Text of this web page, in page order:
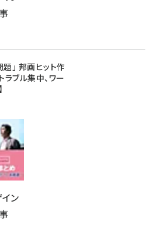
題」 邦画ヒット作
ブル集中、ワー
ン